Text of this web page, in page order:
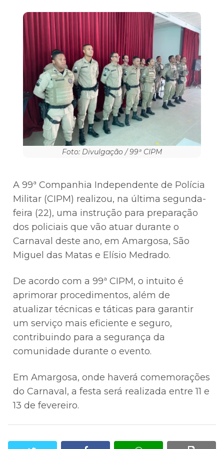
Foto: Divulgação / 99ª CIPM
A 99ª Companhia Independente de Polícia
Militar (CIPM) realizou, na última segunda-
feira (22), uma instrução para preparação
dos policiais que vão atuar durante o
Carnaval deste ano, em Amargosa, São
Miguel das Matas e Elísio Medrado.
De acordo com a 99ª CIPM, o intuito é
aprimorar procedimentos, além de
atualizar técnicas e táticas para garantir
um serviço mais eficiente e seguro,
contribuindo para a segurança da
comunidade durante o evento.
Em Amargosa, onde haverá comemorações
do Carnaval, a festa será realizada entre 11 e
13 de fevereiro.